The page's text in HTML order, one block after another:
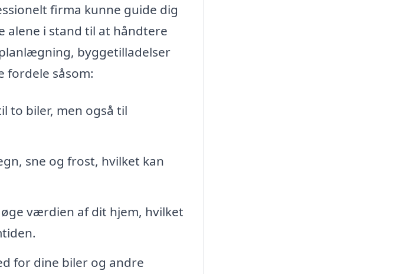
firma kunne guide dig
alene i stand til at håndtere
byggetilladelser
fordele såsom:
to biler, men også til
sne og frost, hvilket kan
værdien af dit hjem, hvilket
for dine biler og andre